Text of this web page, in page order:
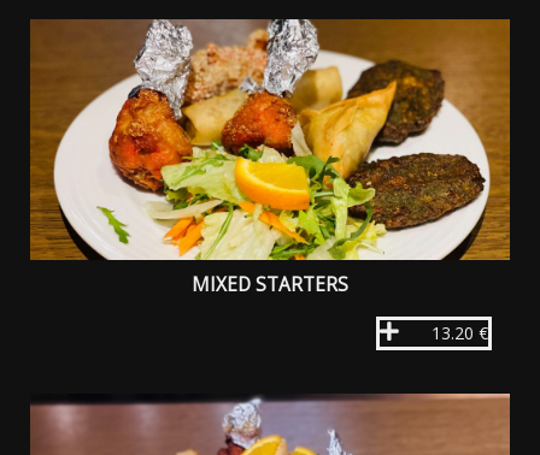
MIXED STARTERS
13.20 €